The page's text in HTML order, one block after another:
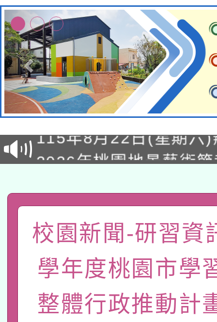
轉知經濟部水利署委託
業技術研究院辦理「
用水績優單位及節水達
動」
115年8月22日(星期六
桃園市孔廟祈福系列
2026年桃園地景藝術
關事宜
轉知教育部國民及學前
國立臺灣師範大學辦理
年度健康促進學校輔導
函轉國家教育研究院中
原住民族教育政策研討
族教育國際趨勢與發展
轉知教育部國民及學前
新北市政府教育局辦理
師專業成長研習實施計
函轉國立臺灣師範大學
族語言臺北學習中心
轉知有關國立成功大學
校園新聞-研習資
學年度桃園市學
整體行政推動計